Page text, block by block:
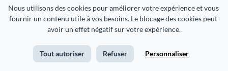
Nous utilisons des cookies pour améliorer votre expérience et vous
fournir un contenu utile à vos besoins. Le blocage des cookies peut
avoir un effet négatif sur votre expérience.
Tout autoriser Refuser Personnaliser
Ma bannière YouTube fonctionnera-t-elle
également pour Facebook ou Twitter?